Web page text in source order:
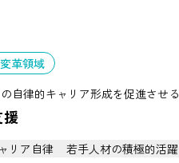
革領域
自律的キャリア形成を促進させる
リア自律 若手人材の積極的活躍